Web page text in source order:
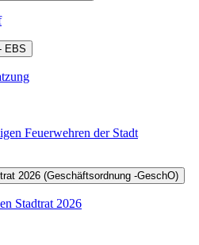
EBS
Feuerwehren der Stadt
2026 (Geschäftsordnung -GeschO)
Stadtrat 2026